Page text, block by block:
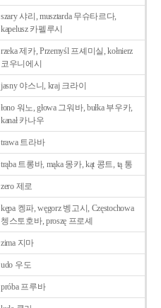
szary 샤리, musztarda 무슈타르다,
kapelusz 카펠루시
rzeka 제카, Przemyśl 프셰미실, kołnierz
코우니에시
jasny 야스니, kraj 크라이
łono 워노, głowa 그워바, bułka 부우카,
kanał 카나우
trawa 트라바
trąba 트롱바, mąka 몽카, kąt 콩트, tą 통
zero 제로
kępa 켕파, węgorz 벵고시, Częstochowa
쳉스토호바, proszę 프로셰
zima 지마
udo 우도
próba 프루바